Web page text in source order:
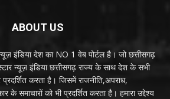
ABOUT US
इंडिया देश का NO 1 वेब पोर्टल है। जो छत्तीसगढ़
न्यूज़ इंडिया छत्तीसगढ़ राज्य के साथ देश के सभी
करता है। जिसमें राजनीति,अपराध,
समाचारों को भी प्रदर्शित करता है। हमारा उद्देश्य